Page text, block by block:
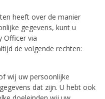
heeft over de manier
gegevens, kunt u
Officer via
de volgende rechten:
wij uw persoonlijke
dat zijn. U hebt ook